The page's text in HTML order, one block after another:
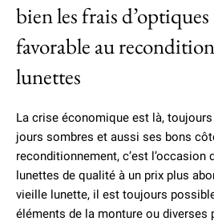
bien les frais
favorable au
lunettes
La crise économique est là,
jours sombres et aussi ses bons
reconditionnement, c’est l’occasion
lunettes de qualité à un prix plus
vieille lunette, il est toujours
éléments de la monture ou diverses